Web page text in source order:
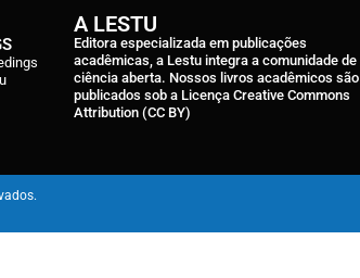
A LESTU
Editora especializada em publicações
acadêmicas, a Lestu integra a comunidade de
ciência aberta. Nossos livros acadêmicos são
publicados sob a Licença Creative Commons
Attribution (CC BY)